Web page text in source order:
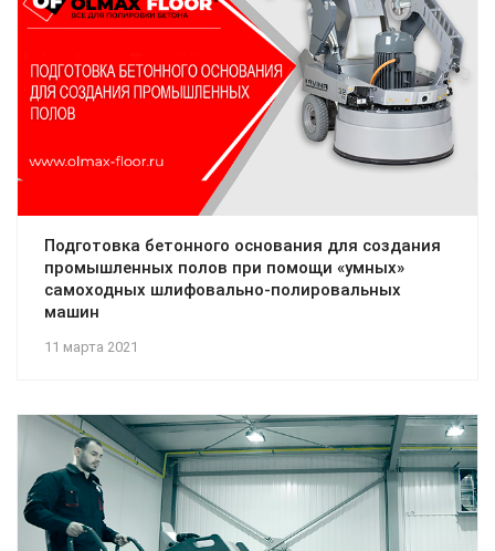
11 марта 2021
Подготовка бетонного основания для создания
промышленных полов при помощи «умных»
самоходных шлифовально-полировальных
машин